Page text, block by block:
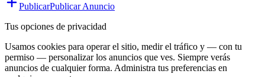
PublicarPublicar Anuncio
Tus opciones de privacidad
Usamos cookies para operar el sitio, medir el tráfico y — con tu
permiso — personalizar los anuncios que ves. Siempre verás
anuncios de cualquier forma. Administra tus preferencias en